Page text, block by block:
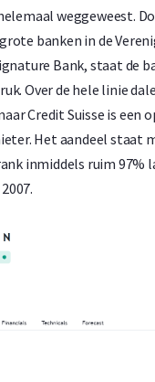
weggeweest.
banken in de
Bank, staat de
Over de hele linie
Credit Suisse is een
Het aandeel staat
inmiddels ruim 97%